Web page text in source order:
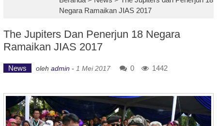
Negara Ramaikan JIAS 2017
The Jupiters Dan Penerjun 18 Negara
Ramaikan JIAS 2017
News oleh admin - 1 Mei 2017 0 1442